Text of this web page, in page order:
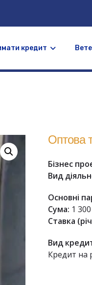
кредит
Оптова
Бізнес
Вид
Основні
Сума: 1
Ставка
Вид
Кредит на